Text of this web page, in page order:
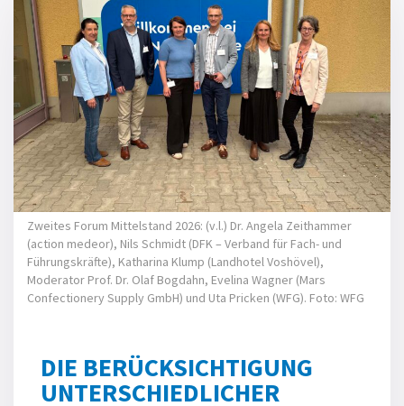
Zweites Forum Mittelstand 2026: (v.l.) Dr. Angela Zeithammer
(action medeor), Nils Schmidt (DFK – Verband für Fach- und
Führungskräfte), Katharina Klump (Landhotel Voshövel),
Moderator Prof. Dr. Olaf Bogdahn, Evelina Wagner (Mars
Confectionery Supply GmbH) und Uta Pricken (WFG). Foto: WFG
DIE BERÜCKSICHTIGUNG
UNTERSCHIEDLICHER